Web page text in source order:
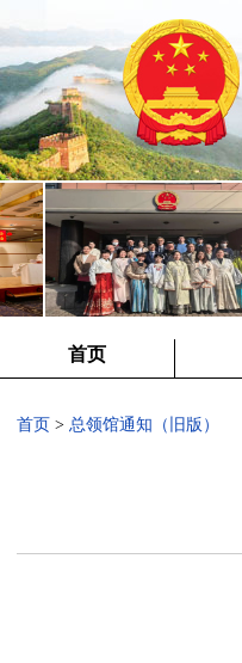
首页
首页 > 总领馆通知（旧版）